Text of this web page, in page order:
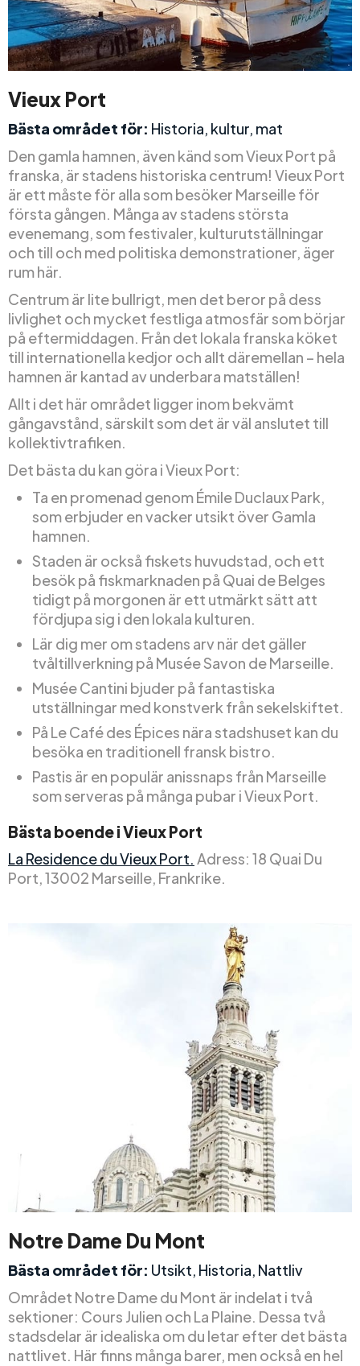
Vieux Port
Bästa området för: Historia, kultur, mat
Den gamla hamnen, även känd som Vieux Port på
franska, är stadens historiska centrum! Vieux Port
är ett måste för alla som besöker Marseille för
första gången. Många av stadens största
evenemang, som festivaler, kulturutställningar
och till och med politiska demonstrationer, äger
rum här.
Centrum är lite bullrigt, men det beror på dess
livlighet och mycket festliga atmosfär som börjar
på eftermiddagen. Från det lokala franska köket
till internationella kedjor och allt däremellan – hela
hamnen är kantad av underbara matställen!
Allt i det här området ligger inom bekvämt
gångavstånd, särskilt som det är väl anslutet till
kollektivtrafiken.
Det bästa du kan göra i Vieux Port:
Ta en promenad genom Émile Duclaux Park,
som erbjuder en vacker utsikt över Gamla
hamnen.
Staden är också fiskets huvudstad, och ett
besök på fiskmarknaden på Quai de Belges
tidigt på morgonen är ett utmärkt sätt att
fördjupa sig i den lokala kulturen.
Lär dig mer om stadens arv när det gäller
tvåltillverkning på Musée Savon de Marseille.
Musée Cantini bjuder på fantastiska
utställningar med konstverk från sekelskiftet.
På Le Café des Épices nära stadshuset kan du
besöka en traditionell fransk bistro.
Pastis är en populär anissnaps från Marseille
som serveras på många pubar i Vieux Port.
Bästa boende i Vieux Port
La Residence du Vieux Port. Adress: 18 Quai Du
Port, 13002 Marseille, Frankrike.
Notre Dame Du Mont
Bästa området för: Utsikt, Historia, Nattliv
Området Notre Dame du Mont är indelat i två
sektioner: Cours Julien och La Plaine. Dessa två
stadsdelar är idealiska om du letar efter det bästa
nattlivet. Här finns många barer, men också en hel